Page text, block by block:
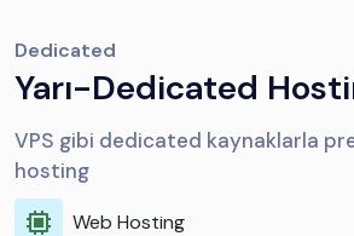
Dedicated
Yarı-Dedicated
VPS gibi dedicated kaynaklarla
hosting
Web Hosting